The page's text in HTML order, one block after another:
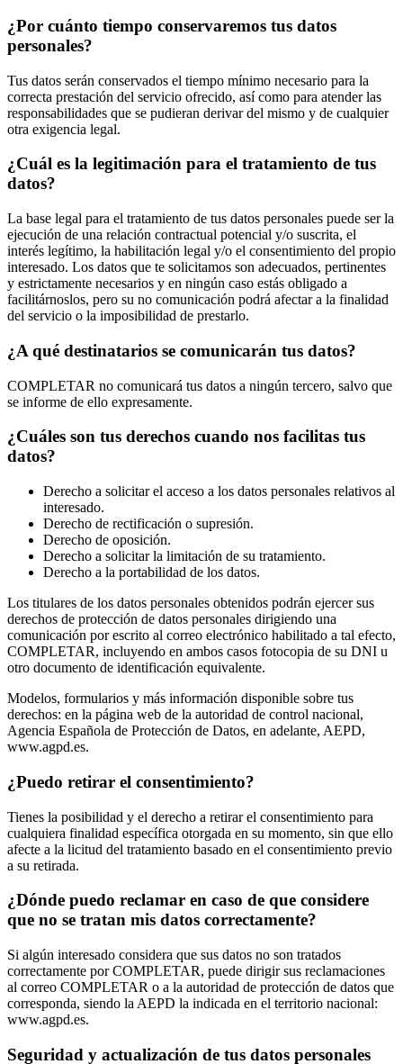
¿Por cuánto tiempo conservaremos tus datos
personales?
Tus datos serán conservados el tiempo mínimo necesario para la
correcta prestación del servicio ofrecido, así como para atender las
responsabilidades que se pudieran derivar del mismo y de cualquier
otra exigencia legal.
¿Cuál es la legitimación para el tratamiento de tus
datos?
La base legal para el tratamiento de tus datos personales puede ser la
ejecución de una relación contractual potencial y/o suscrita, el
interés legítimo, la habilitación legal y/o el consentimiento del propio
interesado. Los datos que te solicitamos son adecuados, pertinentes
y estrictamente necesarios y en ningún caso estás obligado a
facilitárnoslos, pero su no comunicación podrá afectar a la finalidad
del servicio o la imposibilidad de prestarlo.
¿A qué destinatarios se comunicarán tus datos?
COMPLETAR no comunicará tus datos a ningún tercero, salvo que
se informe de ello expresamente.
¿Cuáles son tus derechos cuando nos facilitas tus
datos?
Derecho a solicitar el acceso a los datos personales relativos al
interesado.
Derecho de rectificación o supresión.
Derecho de oposición.
Derecho a solicitar la limitación de su tratamiento.
Derecho a la portabilidad de los datos.
Los titulares de los datos personales obtenidos podrán ejercer sus
derechos de protección de datos personales dirigiendo una
comunicación por escrito al correo electrónico habilitado a tal efecto,
COMPLETAR, incluyendo en ambos casos fotocopia de su DNI u
otro documento de identificación equivalente.
Modelos, formularios y más información disponible sobre tus
derechos: en la página web de la autoridad de control nacional,
Agencia Española de Protección de Datos, en adelante, AEPD,
www.agpd.es.
¿Puedo retirar el consentimiento?
Tienes la posibilidad y el derecho a retirar el consentimiento para
cualquiera finalidad específica otorgada en su momento, sin que ello
afecte a la licitud del tratamiento basado en el consentimiento previo
a su retirada.
¿Dónde puedo reclamar en caso de que considere
que no se tratan mis datos correctamente?
Si algún interesado considera que sus datos no son tratados
correctamente por COMPLETAR, puede dirigir sus reclamaciones
al correo COMPLETAR o a la autoridad de protección de datos que
corresponda, siendo la AEPD la indicada en el territorio nacional:
www.agpd.es.
Seguridad y actualización de tus datos personales